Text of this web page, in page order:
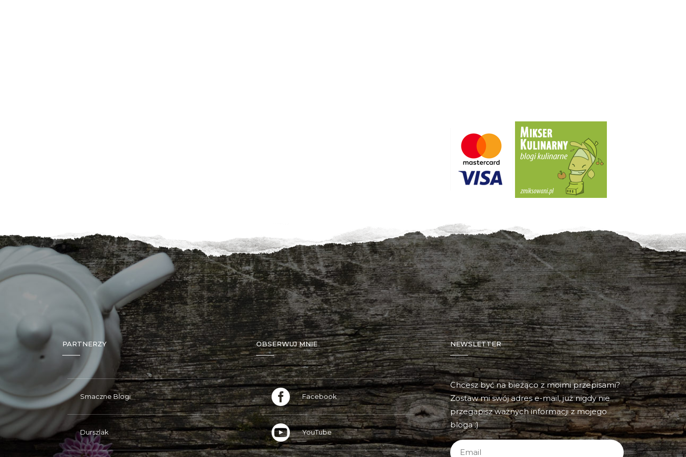
PARTNERZY
Smaczne Blogi
Durszlak
OBSERWUJ MNIE
Facebook
YouTube
NEWSLETTER
Chcesz być na bieżąco z moimi przepisami?
Zostaw mi swój adres e-mail, już nigdy nie
przegapisz ważnych informacji z mojego
bloga :)